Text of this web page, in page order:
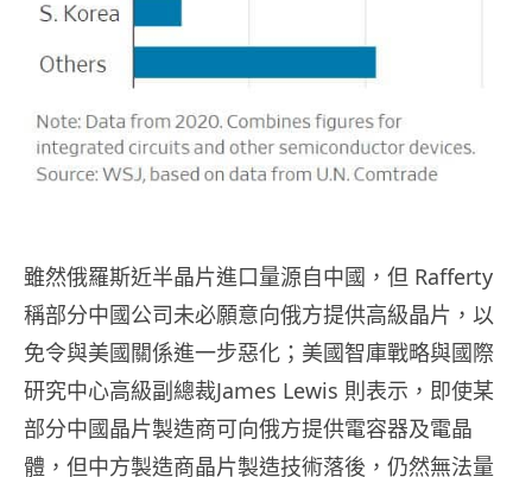
雖然俄羅斯近半晶片進口量源自中國，但 Rafferty
稱部分中國公司未必願意向俄方提供高級晶片，以
免令與美國關係進一步惡化；美國智庫戰略與國際
研究中心高級副總裁James Lewis 則表示，即使某
部分中國晶片製造商可向俄方提供電容器及電晶
體，但中方製造商晶片製造技術落後，仍然無法量